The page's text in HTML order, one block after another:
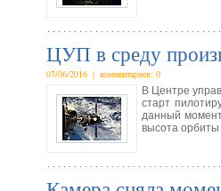
ЦУП в среду
07/06/2016 | комментариев: 0
В Центре
старт
данный
высота орбиты